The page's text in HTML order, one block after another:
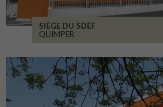
SIÈGE DU SDEF
QUIMPER